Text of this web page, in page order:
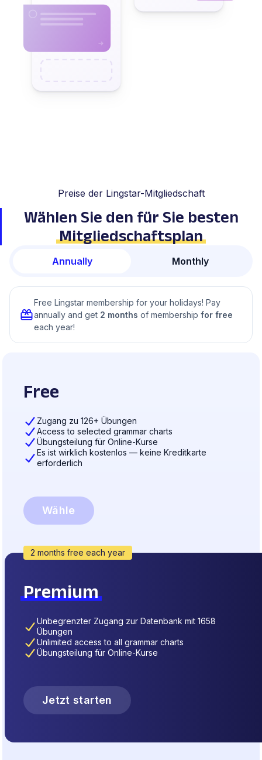
Preise der Lingstar-Mitgliedschaft
Wählen Sie den für Sie besten
Mitgliedschaftsplan
Annually Monthly
Free Lingstar membership for your holidays! Pay
annually and get 2 months of membership for free
each year!
Free
Zugang zu 126+ Übungen
Access to selected grammar charts
Übungsteilung für Online-Kurse
Es ist wirklich kostenlos — keine Kreditkarte
erforderlich
Wähle
2 months free each year
Premium
Unbegrenzter Zugang zur Datenbank mit 1658
Übungen
Unlimited access to all grammar charts
Übungsteilung für Online-Kurse
Jetzt starten